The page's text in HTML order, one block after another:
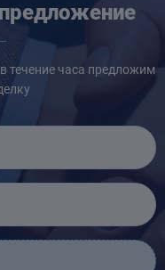
течение часа предложим